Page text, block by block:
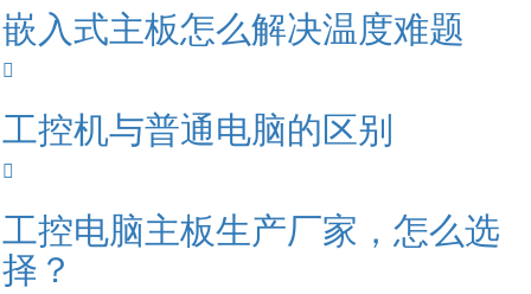
嵌入式主板怎么解决温度难题
工控机与普通电脑的区别
工控电脑主板生产厂家，怎么选
择？